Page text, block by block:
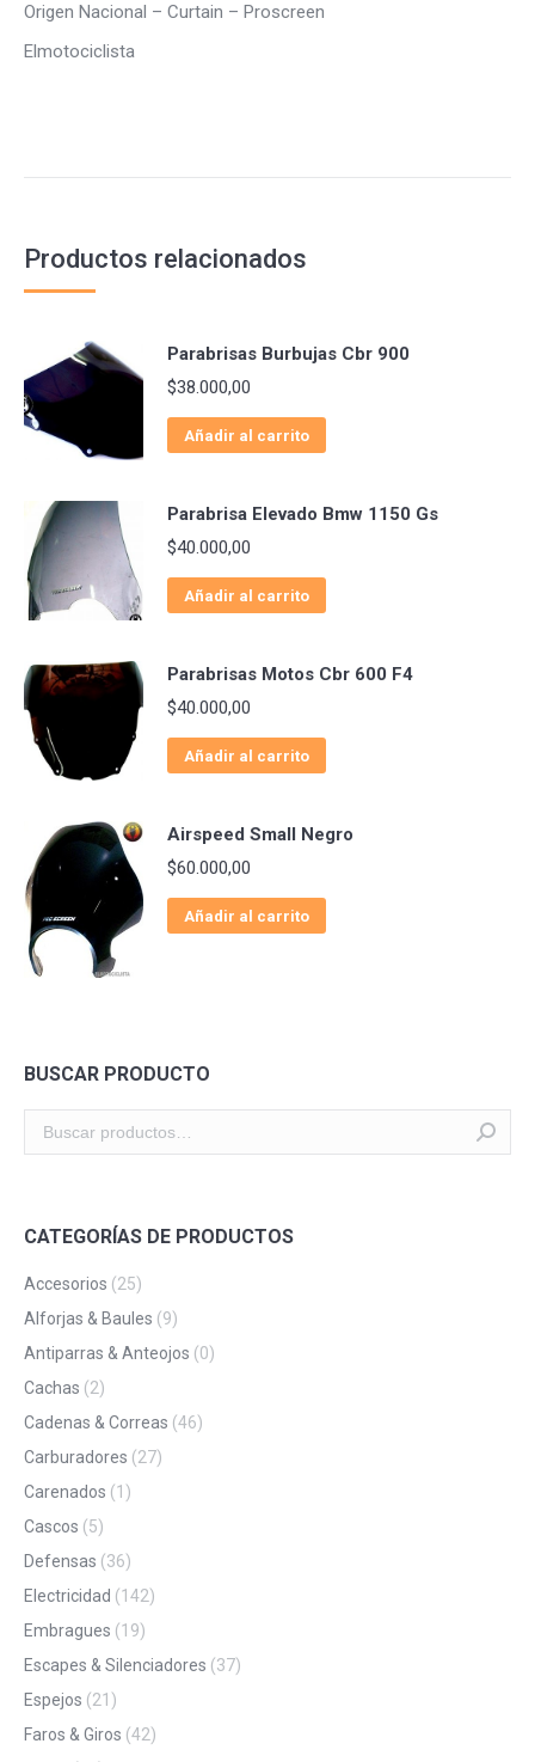
Origen Nacional – Curtain – Proscreen
Elmotociclista
Productos relacionados
Parabrisas Burbujas Cbr 900
$38.000,00
Añadir al carrito
Parabrisa Elevado Bmw 1150 Gs
$40.000,00
Añadir al carrito
Parabrisas Motos Cbr 600 F4
$40.000,00
Añadir al carrito
Airspeed Small Negro
$60.000,00
Añadir al carrito
BUSCAR PRODUCTO
CATEGORÍAS DE PRODUCTOS
Accesorios (25)
Alforjas & Baules (9)
Antiparras & Anteojos (0)
Cachas (2)
Cadenas & Correas (46)
Carburadores (27)
Carenados (1)
Cascos (5)
Defensas (36)
Electricidad (142)
Embragues (19)
Escapes & Silenciadores (37)
Espejos (21)
Faros & Giros (42)